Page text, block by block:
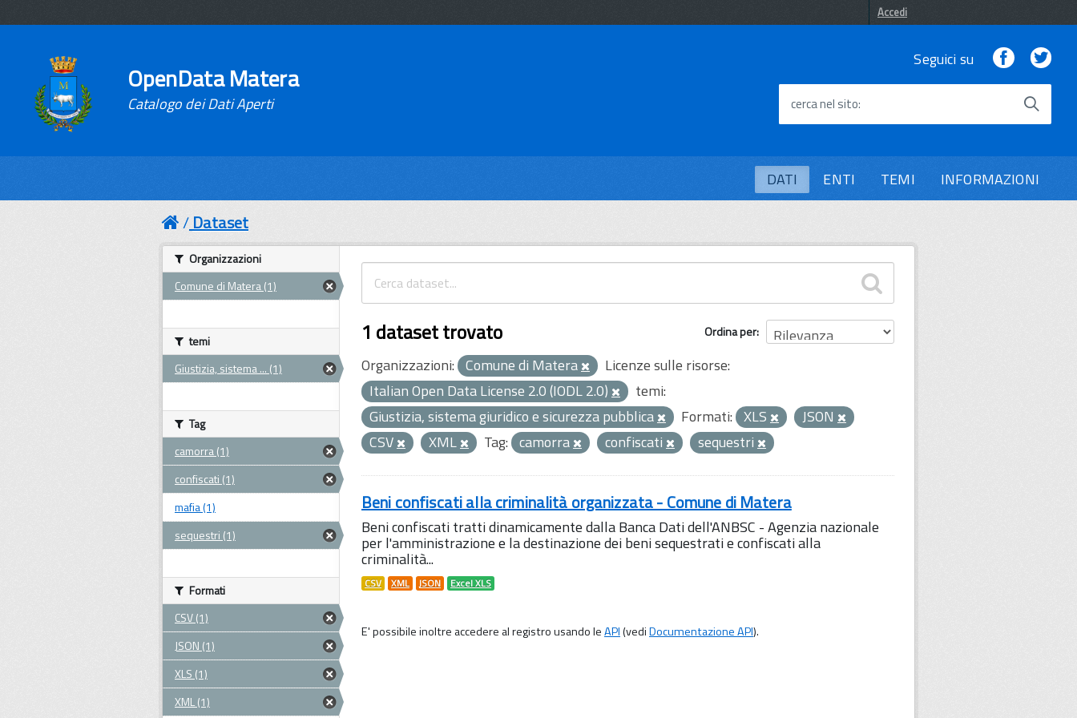
Accedi
OpenData Matera
Catalogo dei Dati Aperti
Seguici su Facebook
cerca nel sito
DATI ENTI TEMI INFORMAZIONI
Dataset
Ordina per
1 dataset trovato
Organizzazioni: Comune di Matera
Licenze sulle risorse:
Italian Open Data License 2.0 (IODL 2.0)
temi:
Giustizia, sistema giuridico e sicurezza pubblica
Formati: XLS
JSON
CSV
XML Tag: camorra confiscati sequestri
Beni confiscati alla criminalità organizzata - Comune di Matera
Beni confiscati tratti dinamicamente dalla Banca Dati dell'ANBSC - Agenzia nazionale
per l'amministrazione e la destinazione dei beni sequestrati e confiscati alla
criminalità...
CSV XML JSON Excel XLS
E' possibile inoltre accedere al registro usando leAPI(vediDocumentazione API).
Organizzazioni
Comune di Matera (1)
temi
Giustizia, sistema ... (1)
Tag
camorra (1)
confiscati (1)
mafia (1)
sequestri (1)
Formati
CSV (1)
JSON (1)
XLS (1)
XML (1)